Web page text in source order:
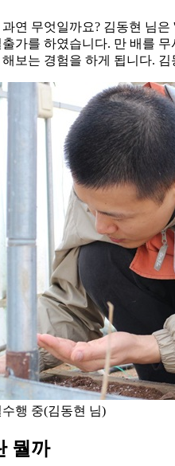
연 무엇일까요? 김동현 님
출가를 하였습니다. 만 배를
보는 경험을 하게 됩니다.
행 중(김동현 님)
뭘까